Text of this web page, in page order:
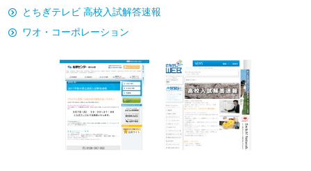
とちぎテレビ 高校入試解答速報
ワオ・コーポレーション